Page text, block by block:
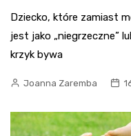
Dziecko, które zamiast
jest jako „niegrzeczne”
krzyk bywa
Joanna Zaremba